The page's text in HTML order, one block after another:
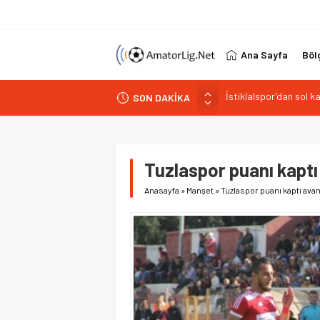
Ana Sayfa
SON DAKİKA
Paşabahçespor’da
İstanbul Gençlerbirliği
Kuzeyin Kaplanları
İstiklalspor’dan sol
Tuzlaspor puanı
Anasayfa » Manşet »Tuzlaspor puanı kaptı